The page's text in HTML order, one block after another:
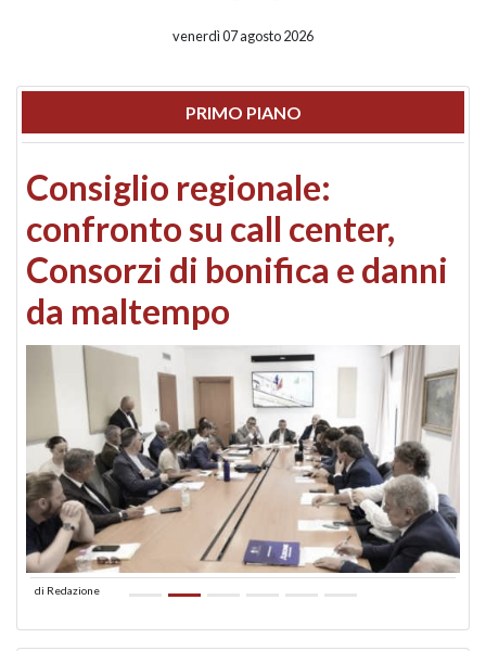
venerdì 07 agosto 2026
PRIMO PIANO
Consiglio regionale:
confronto su call center,
Consorzi di bonifica e danni
da maltempo
di Redazione